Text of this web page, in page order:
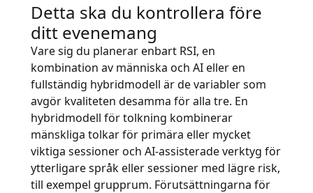
Detta ska du kontrollera före
ditt evenemang
Vare sig du planerar enbart RSI, en
kombination av människa och AI eller en
fullständig hybridmodell är de variabler som
avgör kvaliteten desamma för alla tre. En
hybridmodell för tolkning kombinerar
mänskliga tolkar för primära eller mycket
viktiga sessioner och AI-assisterade verktyg för
ytterligare språk eller sessioner med lägre risk,
till exempel grupprum. Förutsättningarna för